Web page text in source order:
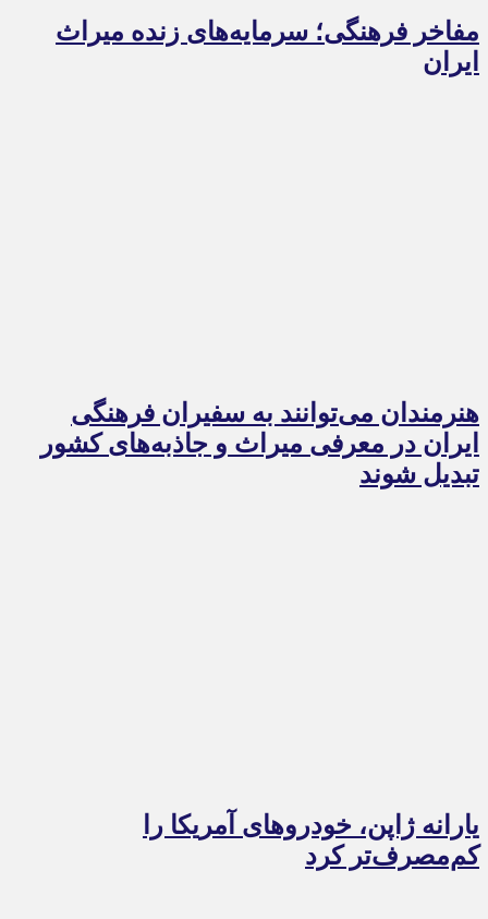
مفاخر فرهنگی؛ سرمایه‌های زنده میراث
ایران
هنرمندان می‌توانند به سفیران فرهنگی
ایران در معرفی میراث و جاذبه‌های کشور
تبدیل شوند
یارانه ژاپن، خودروهای آمریکا را
کم‌مصرف‌تر کرد